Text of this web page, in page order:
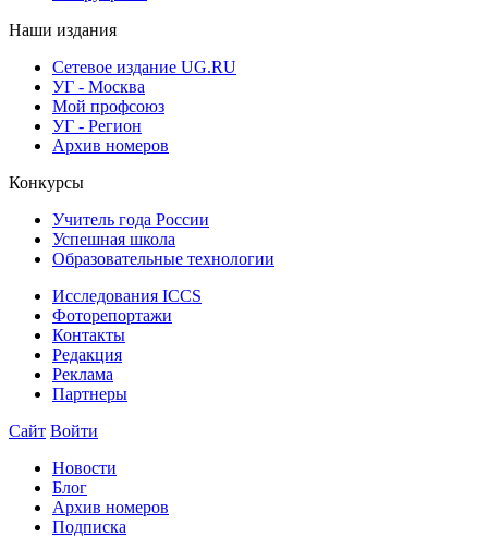
Наши издания
Сетевое издание UG.RU
УГ - Москва
Мой профсоюз
УГ - Регион
Архив номеров
Конкурсы
Учитель года России
Успешная школа
Образовательные технологии
Исследования ICCS
Фоторепортажи
Контакты
Редакция
Реклама
Партнеры
Сайт Войти
Новости
Блог
Архив номеров
Подписка